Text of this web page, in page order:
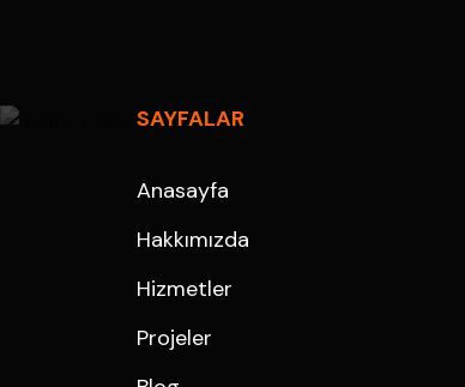
SAYFALAR
Anasayfa
Hakkımızda
Hizmetler
Projeler